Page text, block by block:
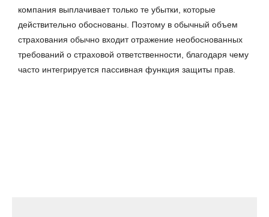
компания выплачивает только те убытки, которые
действительно обоснованы. Поэтому в обычный объем
страхования обычно входит отражение необоснованных
требований о страховой ответственности, благодаря чему
часто интегрируется пассивная функция защиты прав.